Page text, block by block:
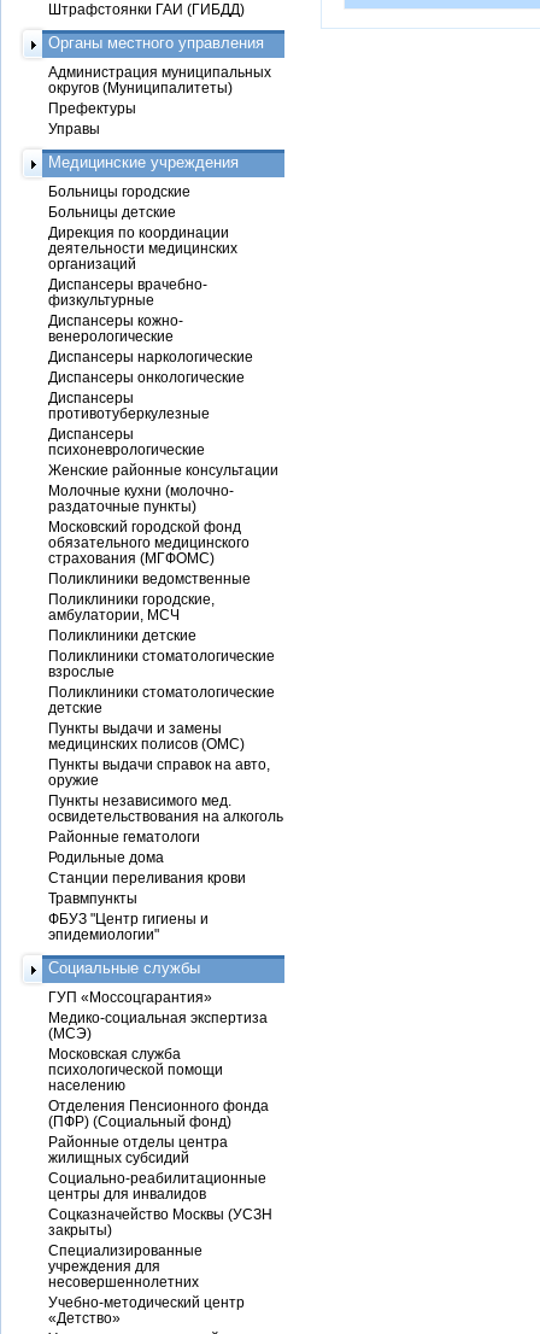
Штрафстоянки ГАИ (ГИБДД)
Органы местного управления
Администрация муниципальных
округов (Муниципалитеты)
Префектуры
Управы
Медицинские учреждения
Больницы городские
Больницы детские
Дирекция по координации
деятельности медицинских
организаций
Диспансеры врачебно-
физкультурные
Диспансеры кожно-
венерологические
Диспансеры наркологические
Диспансеры онкологические
Диспансеры
противотуберкулезные
Диспансеры
психоневрологические
Женские районные консультации
Молочные кухни (молочно-
раздаточные пункты)
Московский городской фонд
обязательного медицинского
страхования (МГФОМС)
Поликлиники ведомственные
Поликлиники городские,
амбулатории, МСЧ
Поликлиники детские
Поликлиники стоматологические
взрослые
Поликлиники стоматологические
детские
Пункты выдачи и замены
медицинских полисов (ОМС)
Пункты выдачи справок на авто,
оружие
Пункты независимого мед.
освидетельствования на алкоголь
Районные гематологи
Родильные дома
Станции переливания крови
Травмпункты
ФБУЗ "Центр гигиены и
эпидемиологии"
Социальные службы
ГУП «Моссоцгарантия»
Медико-социальная экспертиза
(МСЭ)
Московская служба
психологической помощи
населению
Отделения Пенсионного фонда
(ПФР) (Социальный фонд)
Районные отделы центра
жилищных субсидий
Социально-реабилитационные
центры для инвалидов
Соцказначейство Москвы (УСЗН
закрыты)
Специализированные
учреждения для
несовершеннолетних
Учебно-методический центр
«Детство»